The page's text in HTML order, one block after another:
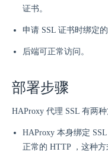
证书。
申请 SSL 证书时绑定
后端可正常访问。
部署步骤
HAProxy 代理 SSL 有两种
HAProxy 本身绑定
正常的 HTTP ，这种方